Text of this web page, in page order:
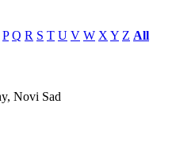
P Q R S T U V W X Y Z All
Novi Sad